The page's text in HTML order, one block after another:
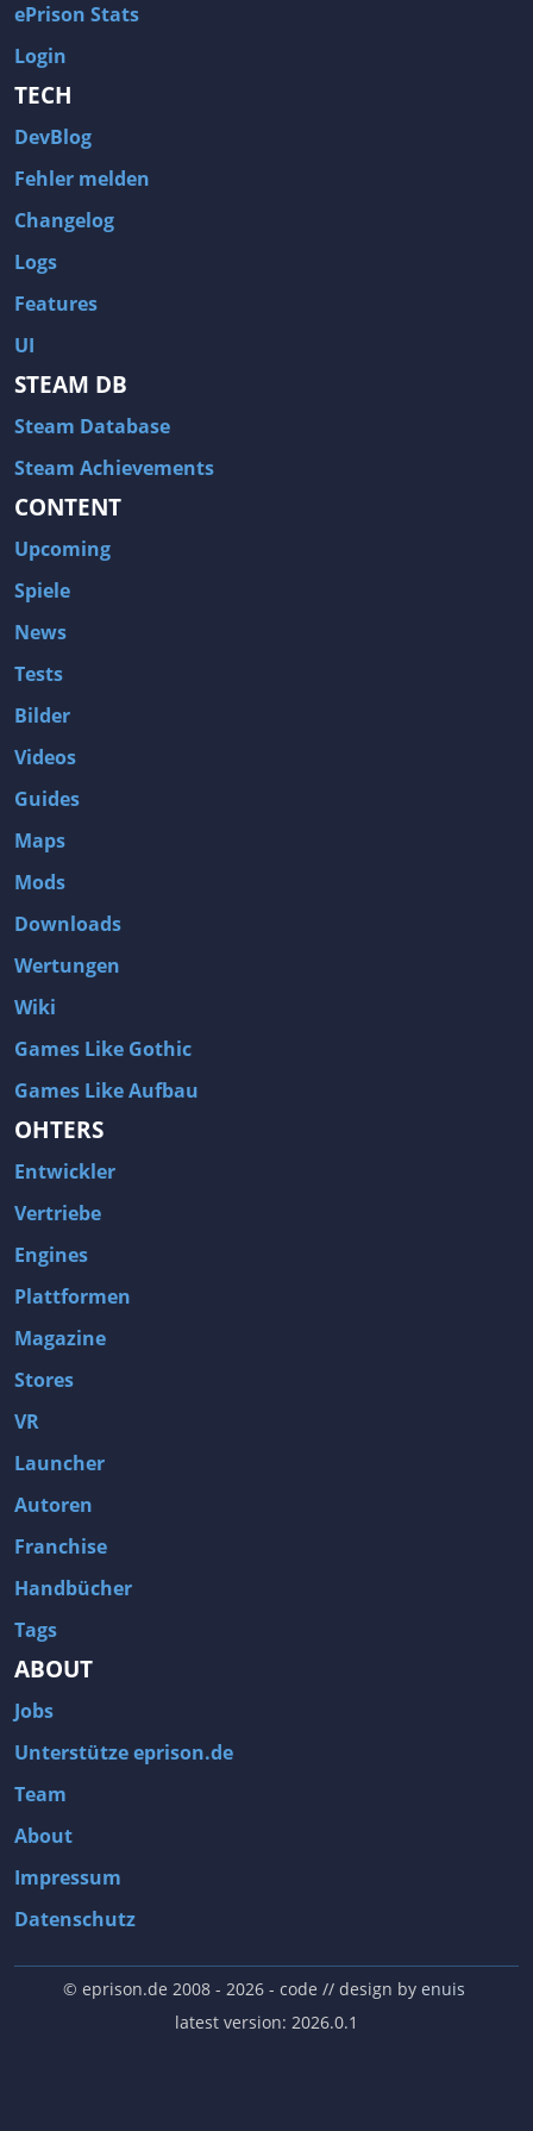
ePrison Stats
Login
TECH
DevBlog
Fehler melden
Changelog
Logs
Features
UI
STEAM DB
Steam Database
Steam Achievements
CONTENT
Upcoming
Spiele
News
Tests
Bilder
Videos
Guides
Maps
Mods
Downloads
Wertungen
Wiki
Games Like Gothic
Games Like Aufbau
OHTERS
Entwickler
Vertriebe
Engines
Plattformen
Magazine
Stores
VR
Launcher
Autoren
Franchise
Handbücher
Tags
ABOUT
Jobs
Unterstütze eprison.de
Team
About
Impressum
Datenschutz
© eprison.de 2008 - 2026- code // design by enuis
latest version: 2026.0.1